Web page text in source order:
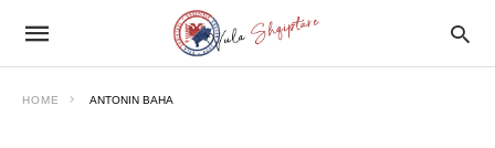
HOME ANTONIN BAHA